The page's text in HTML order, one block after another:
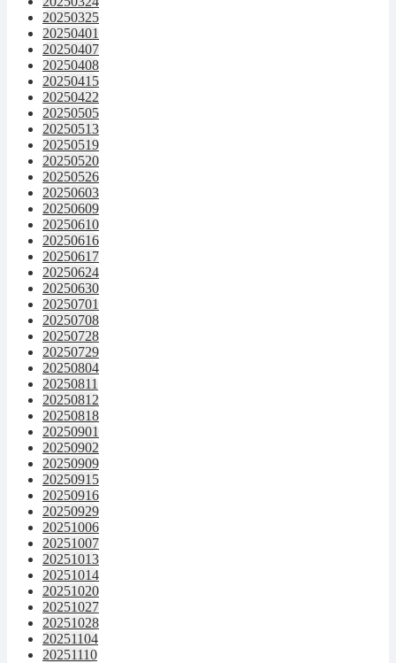
20250325
20250401
20250407
20250408
20250415
20250422
20250505
20250513
20250519
20250520
20250526
20250603
20250609
20250610
20250616
20250617
20250624
20250630
20250701
20250708
20250728
20250729
20250804
20250811
20250812
20250818
20250901
20250902
20250909
20250915
20250916
20250929
20251006
20251007
20251013
20251014
20251020
20251027
20251028
20251104
20251110